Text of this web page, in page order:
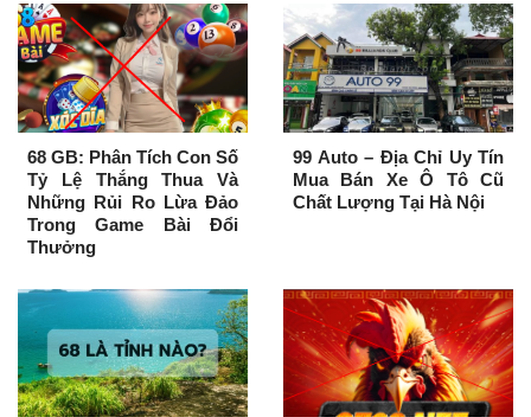
68 GB: Phân Tích Con Số
Tỷ Lệ Thắng Thua Và
Những Rủi Ro Lừa Đảo
Trong Game Bài Đổi
Thưởng
99 Auto – Địa Chỉ Uy Tín
Mua Bán Xe Ô Tô Cũ
Chất Lượng Tại Hà Nội